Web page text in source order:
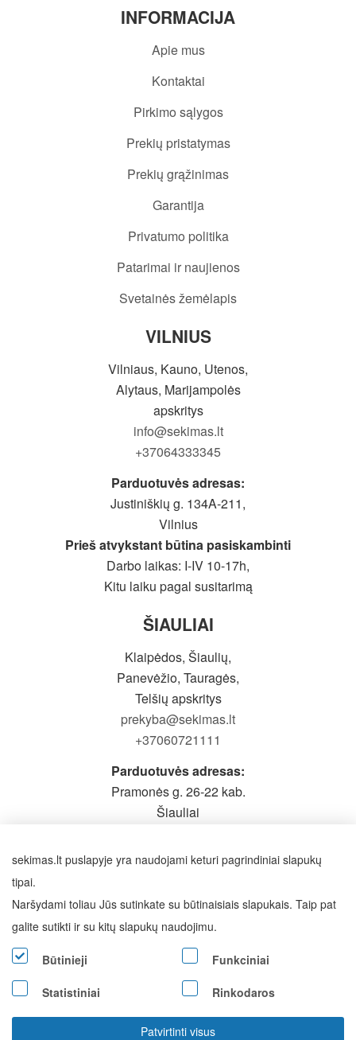
INFORMACIJA
Apie mus
Kontaktai
Pirkimo sąlygos
Prekių pristatymas
Prekių grąžinimas
Garantija
Privatumo politika
Patarimai ir naujienos
Svetainės žemėlapis
VILNIUS
Vilniaus, Kauno, Utenos,
Alytaus, Marijampolės
apskritys
info@sekimas.lt
+37064333345
Parduotuvės adresas:
Justiniškių g. 134A-211,
Vilnius
Prieš atvykstant būtina pasiskambinti
Darbo laikas: I-IV 10-17h,
Kitu laiku pagal susitarimą
ŠIAULIAI
Klaipėdos, Šiaulių,
Panevėžio, Tauragės,
Telšių apskritys
prekyba@sekimas.lt
+37060721111
Parduotuvės adresas:
Pramonės g. 26-22 kab.
Šiauliai
Darbo laikas: I-V 9-19h,
SEKITE MUS
Visos teisės saugomos © 2026 Sekimas.lt
sekimas.lt puslapyje yra naudojami keturi pagrindiniai slapukų
tipai.
Naršydami toliau Jūs sutinkate su būtinaisiais slapukais. Taip pat
galite sutikti ir su kitų slapukų naudojimu.
Būtinieji Funkciniai
Statistiniai Rinkodaros
Patvirtinti visus